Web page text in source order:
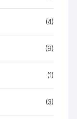
(4)
(9)
(1)
(3)